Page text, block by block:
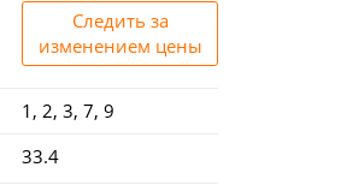
Следить за
изменением цены
1, 2, 3, 7, 9
33.4